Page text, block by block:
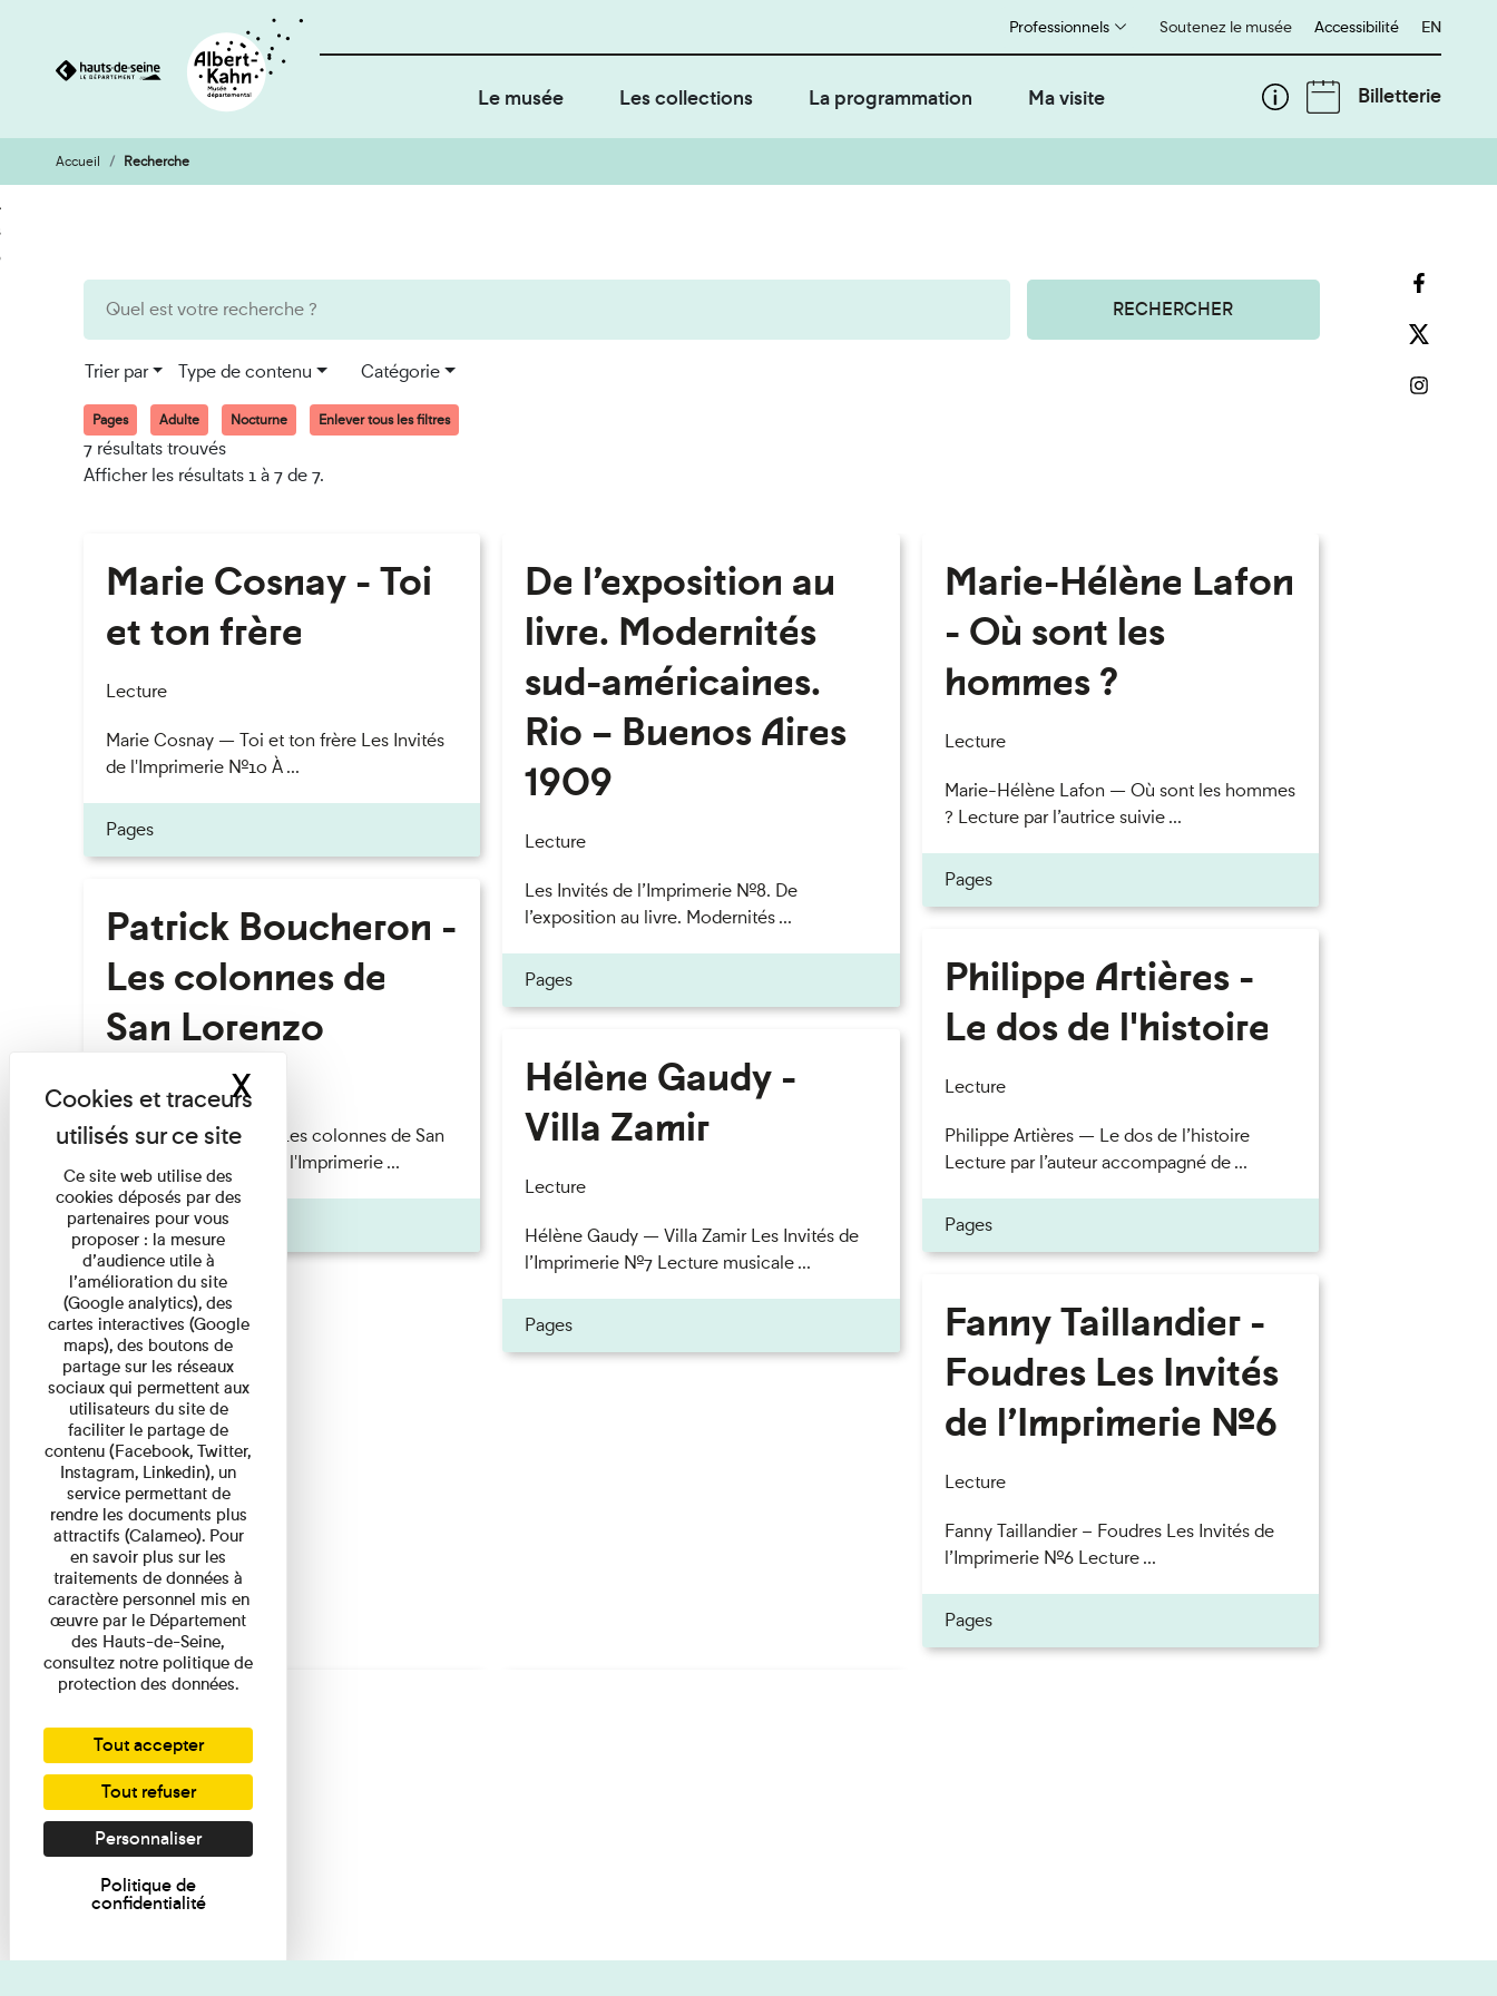
Aller
au
contenu
Aller
à
la
Soutenez le musée
Professionnels Accessibilité English
EN
Le musée Les collections La programmation Ma visite Billetterie
Accueil Recherche
RECHERCHER
Trier par Type de contenu Catégorie
Pages Adulte Nocturne Enlever tous les filtres
7 résultats trouvés
Afficher les résultats 1 à 7 de 7.
Marie Cosnay - Toi
et ton frère
Lecture
Marie Cosnay — Toi et ton frère Les Invités
de l'Imprimerie n°10 À ...
Pages
Patrick Boucheron -
Les colonnes de
San Lorenzo
Lecture
Patrick Boucheron — Les colonnes de San
Lorenzo Les Invités de l'Imprimerie ...
Pages
De l’exposition au
livre. Modernités
sud-américaines.
Rio – Buenos Aires
1909
Lecture
Les Invités de l’Imprimerie n°8. De
l’exposition au livre. Modernités ...
Pages
Hélène Gaudy -
Villa Zamir
Lecture
Hélène Gaudy — Villa Zamir Les Invités de
l’Imprimerie n°7 Lecture musicale ...
Pages
Marie-Hélène Lafon
- Où sont les
hommes ?
Lecture
Marie-Hélène Lafon — Où sont les hommes
? Lecture par l’autrice suivie ...
Pages
Philippe Artières -
Le dos de l'histoire
Lecture
Philippe Artières — Le dos de l’histoire
Lecture par l’auteur accompagné de ...
Pages
Fanny Taillandier -
Foudres Les Invités
de l’Imprimerie n°6
Lecture
Fanny Taillandier – Foudres Les Invités de
l’Imprimerie n°6 Lecture ...
Pages
Ce site web utilise des
cookies déposés par des
partenaires pour vous
proposer : la mesure
d’audience utile à
l’amélioration du site
(Google analytics), des
cartes interactives (Google
maps), des boutons de
partage sur les réseaux
sociaux qui permettent aux
utilisateurs du site de
faciliter le partage de
contenu (Facebook, Twitter,
Instagram, Linkedin), un
service permettant de
rendre les documents plus
attractifs (Calameo). Pour
en savoir plus sur les
traitements de données à
caractère personnel mis en
œuvre par le Département
des Hauts-de-Seine,
consultez notre politique de
protection des données.
Tout accepter
Tout refuser
Personnaliser
Politique de
confidentialité
XMasquer le bandeau des cookies